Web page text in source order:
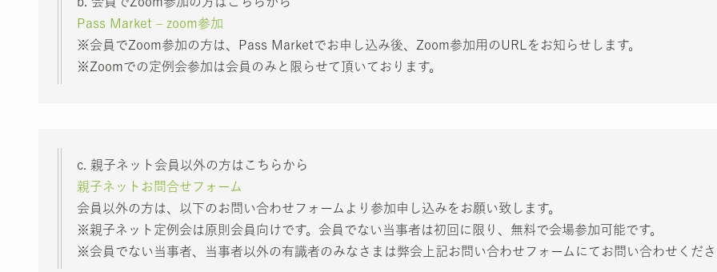
Pass Market – zoom参加
※会員でZoom参加の方は、Pass Marketでお申し込み後、Zoom参加用のURLをお知らせします。
※Zoomでの定例会参加は会員のみと限らせて頂いております。
c. 親子ネット会員以外の方はこちらから
親子ネットお問合せフォーム
会員以外の方は、以下のお問い合わせフォームより参加申し込みをお願い致します。
※親子ネット定例会は原則会員向けです。会員でない当事者は初回に限り、無料で会場参加可能です。
※会員でない当事者、当事者以外の有識者のみなさまは弊会上記お問い合わせフォームにてお問い合わせくだ